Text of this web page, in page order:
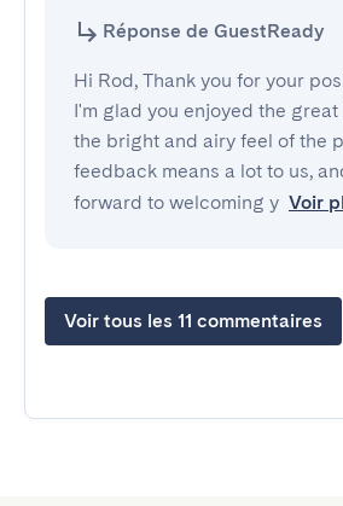
Réponse de GuestReady
Hi Rod, Thank you for your
I'm glad you enjoyed the
the bright and airy feel of the
feedback means a lot to us,
forward to welcoming y Voir
Voir tous les 11 commentaires